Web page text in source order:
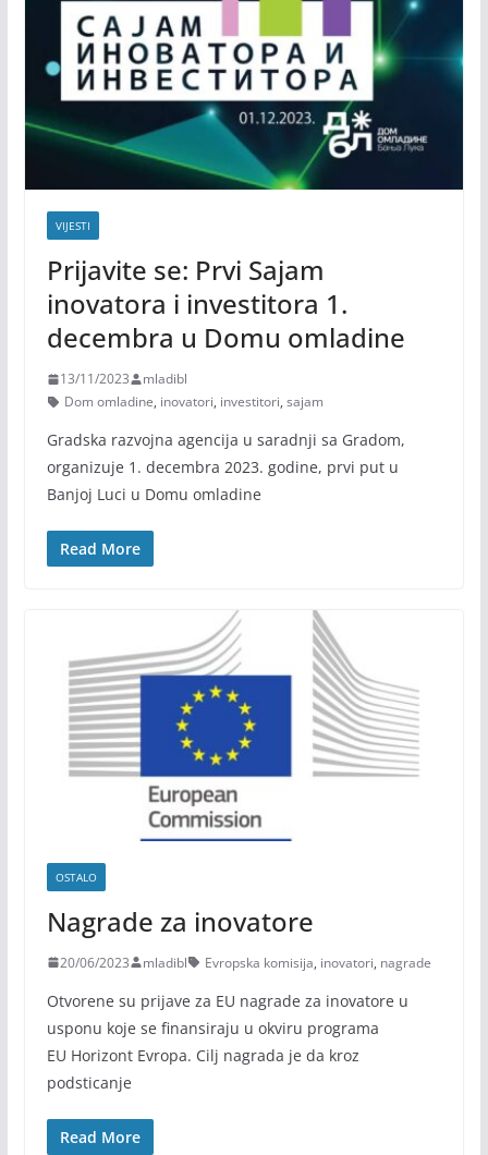
VIJESTI
Prijavite se: Prvi Sajam
inovatora i investitora 1.
decembra u Domu omladine
13/11/2023
mladibl
Dom omladine, inovatori, investitori, sajam
Gradska razvojna agencija u saradnji sa Gradom,
organizuje 1. decembra 2023. godine, prvi put u
Banjoj Luci u Domu omladine
Read More
OSTALO
Nagrade za inovatore
20/06/2023 mladibl Evropska komisija, inovatori, nagrade
Otvorene su prijave za EU nagrade za inovatore u
usponu koje se finansiraju u okviru programa
EU Horizont Evropa. Cilj nagrada je da kroz
podsticanje
Read More